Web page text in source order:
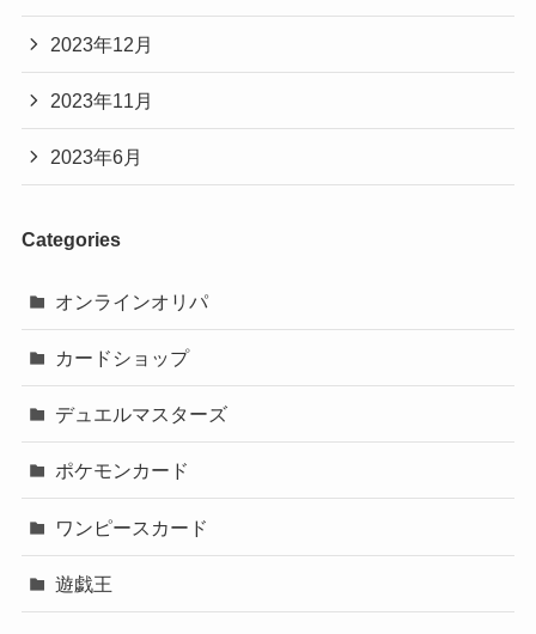
2023年12月
2023年11月
2023年6月
Categories
オンラインオリパ
カードショップ
デュエルマスターズ
ポケモンカード
ワンピースカード
遊戯王